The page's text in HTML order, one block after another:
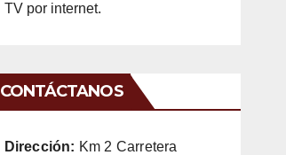
TV por internet.
CONTÁCTANOS
Dirección: Km 2 Carretera